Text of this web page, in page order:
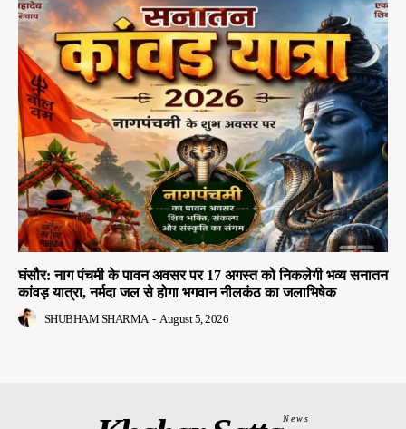
घंसौर: नाग पंचमी के पावन अवसर पर 17 अगस्त को निकलेगी भव्य सनातन
कांवड़ यात्रा, नर्मदा जल से होगा भगवान नीलकंठ का जलाभिषेक
SHUBHAM SHARMA - August 5, 2026
News